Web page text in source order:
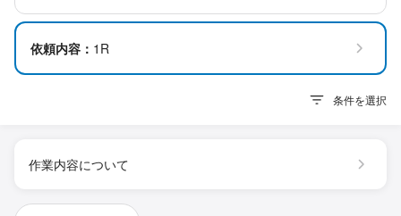
依頼内容： 1R
条件を選択
作業内容について